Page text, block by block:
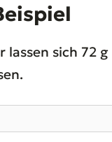
lassen sich 72 g